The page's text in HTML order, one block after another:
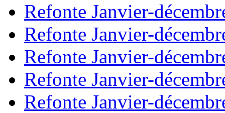
Refonte Janvier-
Refonte Janvier-
Refonte Janvier-
Refonte Janvier-
Refonte Janvier-